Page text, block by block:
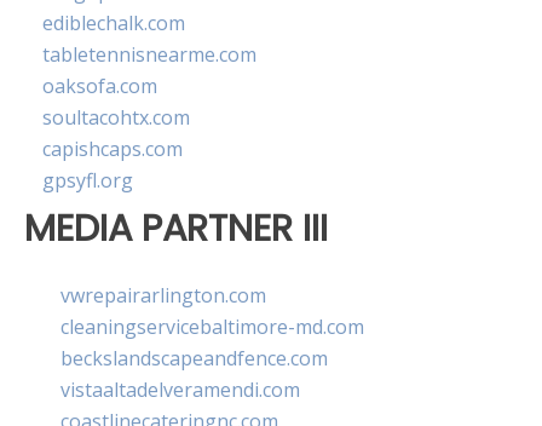
ediblechalk.com
tabletennisnearme.com
oaksofa.com
soultacohtx.com
capishcaps.com
gpsyfl.org
MEDIA PARTNER III
vwrepairarlington.com
cleaningservicebaltimore-md.com
beckslandscapeandfence.com
vistaaltadelveramendi.com